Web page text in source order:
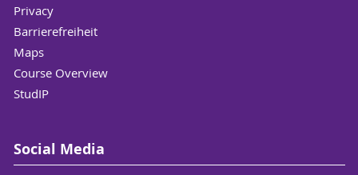
Privacy
Barrierefreiheit
Maps
Course Overview
StudIP
Social Media